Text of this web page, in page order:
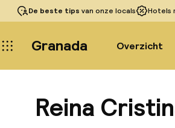
De beste tips van onze locals Hotels
Granada Overzicht
Reina